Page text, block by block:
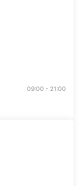
09:00 - 21:00